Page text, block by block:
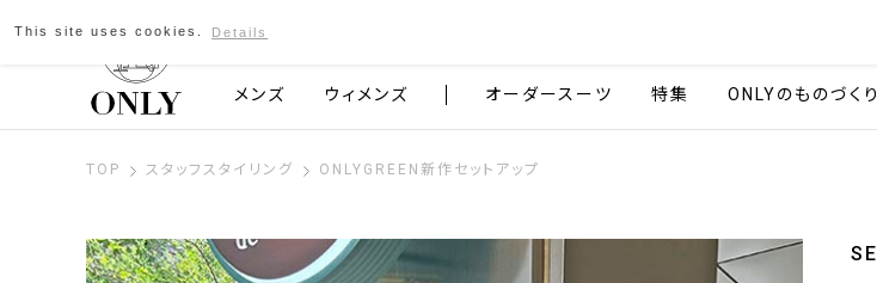
京都発のスーツブランド ONLY
メンズ ウィメンズ オーダースーツ 特集 ONLYのものづくり
TOP スタッフスタイリング ONLYGREEN新作セットアップ
This site uses cookies. Details